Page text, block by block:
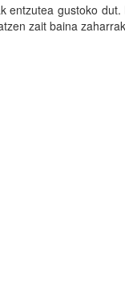
entzutea gustoko
zait baina